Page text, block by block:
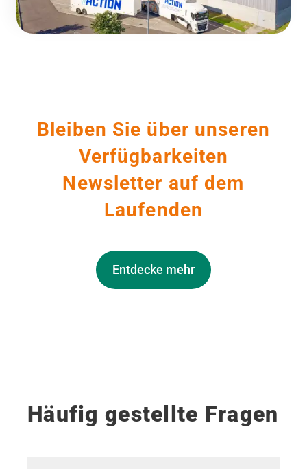
Bleiben Sie über unseren
Verfügbarkeiten
Newsletter auf dem
Laufenden
Entdecke mehr
Häufig gestellte Fragen